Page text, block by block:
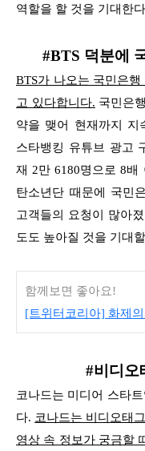
역할을 할 것을 기대한
#BTS 덕분에
BTS가 나오는 국민은
고 있다합니다. 국민은
약을 맺어 현재까지 지
스타뱅킹 유튜브 광고
재 2만 6180명으로 8배
탄소년단 때문에 국민
고객들의 요청이 많아
도도 높아질 것을 기대
함께보면 좋아요!
[트위터코리아] 화제
#비디오
코나드는 미디어 스타
다. 코나드는 비디오태
영상 속 정보가 궁금할